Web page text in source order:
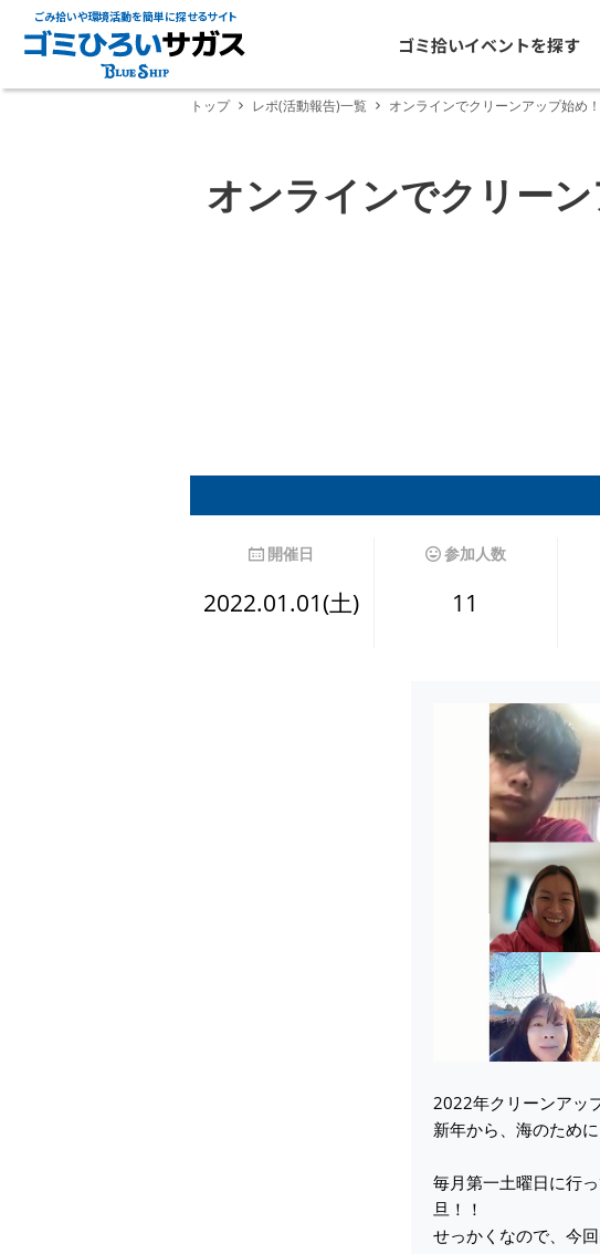
ごみ拾いや環境活動を簡単に探せるサイト
ゴミ拾いイベントを探す
トップ レポ(活動報告)一覧 オンラインでクリーンアップ始め
オンラインでクリー
開催日
2022.01.01(土)
参加人数
11
2022年クリーンアッ
新年から、海のため
毎月第一土曜日に行
旦！！
せっかくなので、今